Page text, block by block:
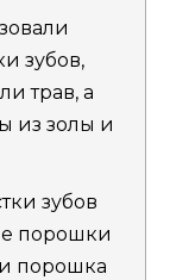
зубов,
трав, а
из золы и
зубов
порошки
порошка